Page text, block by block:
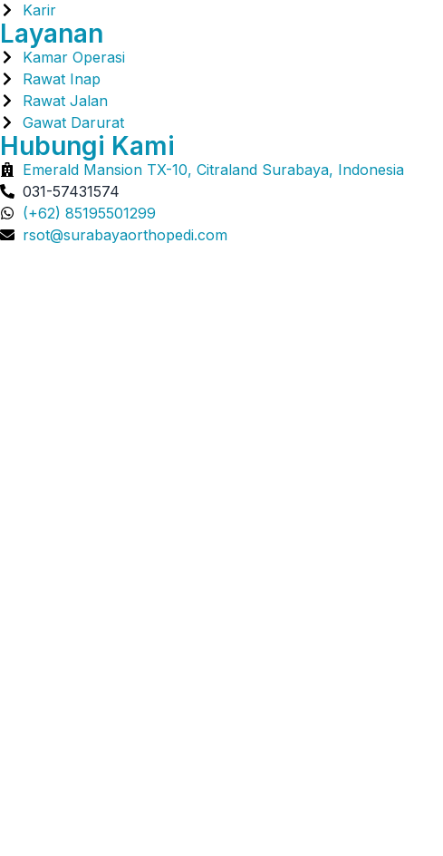
Karir
Layanan
Kamar Operasi
Rawat Inap
Rawat Jalan
Gawat Darurat
Hubungi Kami
Emerald Mansion TX-10, Citraland Surabaya, Indonesia
031-57431574
(+62) 85195501299
rsot@surabayaorthopedi.com